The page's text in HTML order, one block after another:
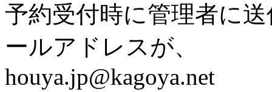
予約受付時に管理者に
ールアドレスが、
houya.jp@kagoya.net